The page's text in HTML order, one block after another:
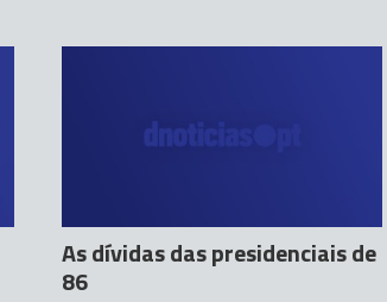
As dívidas das presidenciais de
86